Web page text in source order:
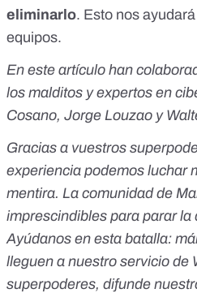
eliminarlo. Esto nos
equipos.
En este artículo han
los malditos y expertos en
Cosano, Jorge Louzao y
Gracias a vuestros
experiencia podemos luchar
mentira. La comunidad de
imprescindibles para parar la
Ayúdanos en esta batalla:
lleguen a nuestro servicio de
superpoderes, difunde